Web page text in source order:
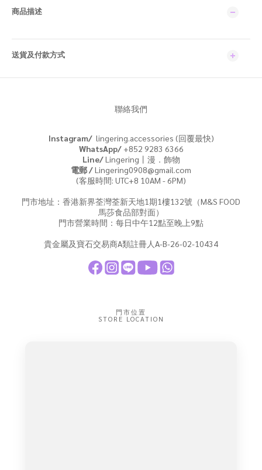
商品描述
送貨及付款方式
聯絡我們
Instagram/ lingering.accessories (回覆最快)
WhatsApp/+852 9283 6366
Line/Lingering丨漫．飾物
電郵 /Lingering0908@gmail.com
(客服時間: UTC+8 10AM - 6PM)
門市地址：香港新界荃灣荃新天地1期1樓132號（M&S FOOD
馬莎食品部對面）
門市營業時間：每日中午12點至晚上9點
貴金屬及寶石交易商A類註冊人A-B-26-02-10434
門市位置
STORE LOCATION